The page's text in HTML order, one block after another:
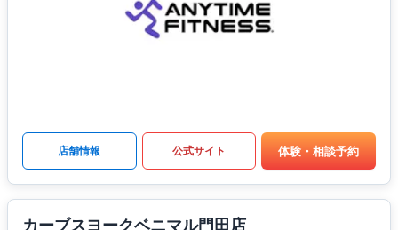
店舗情報 公式サイト 体験・相談予約
カーブスヨークベニマル門田店